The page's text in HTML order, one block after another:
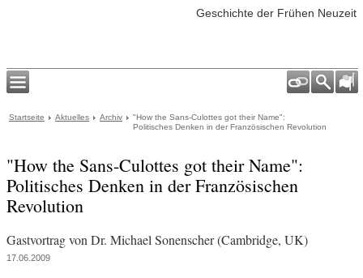
Geschichte der Frühen Neuzeit
Startseite Aktuelles Archiv
"How the Sans-Culottes got their Name":
Politisches Denken in der Französischen Revolution
"How the Sans-Culottes got their Name":
Politisches Denken in der Französischen
Revolution
Gastvortrag von Dr. Michael Sonenscher (Cambridge, UK)
17.06.2009